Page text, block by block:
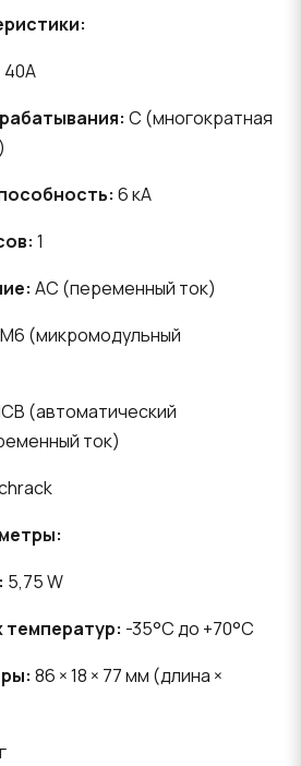
40A
C (многократная
6 кА
1
AC (переменный ток)
(микромодульный
(автоматический
ток)
5,75 W
температур: -35°C до +70°C
86 × 18 × 77 мм (длина ×